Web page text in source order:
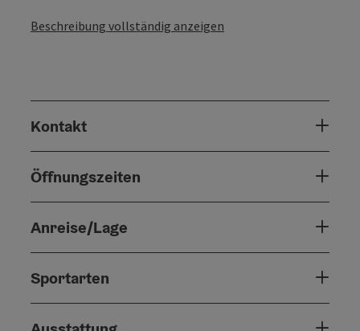
Beschreibung vollständig anzeigen
Kontakt
Öffnungszeiten
Anreise/Lage
Sportarten